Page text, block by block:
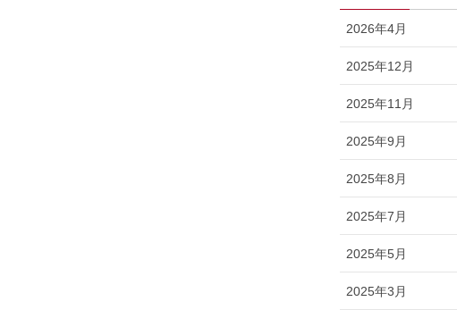
2026年4月
2025年12月
2025年11月
2025年9月
2025年8月
2025年7月
2025年5月
2025年3月